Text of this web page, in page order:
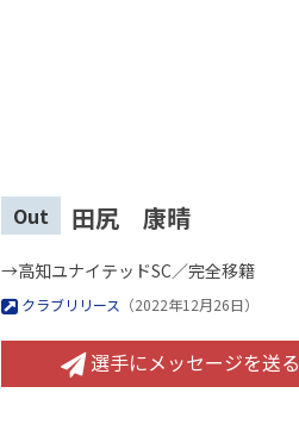
Out 田尻 康晴
→高知ユナイテッドSC／完全移籍
クラブリリース （2022年12月26日）
選手にメッセージを送る